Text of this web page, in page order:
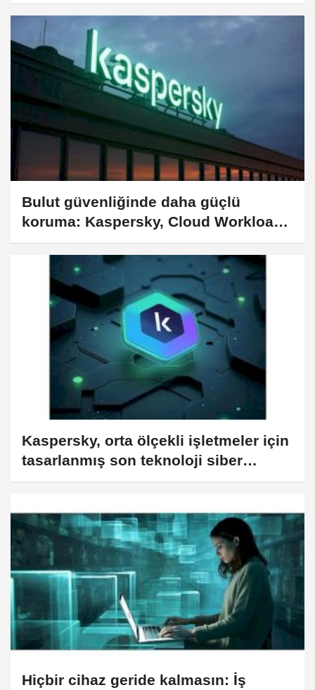
Bulut güvenliğinde daha güçlü
koruma: Kaspersky, Cloud Workload
Security çözümünü güncelledi
Kaspersky, orta ölçekli işletmeler için
tasarlanmış son teknoloji siber
güvenlik çözümü sunuyor
Hiçbir cihaz geride kalmasın: İş